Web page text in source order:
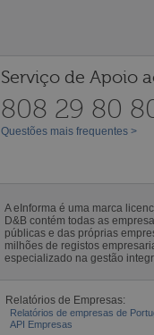
Serviço de Apoio
808 29 80
Questões mais frequentes >
A eInforma é uma marca
D&B contém todas as
públicas e das próprias
milhões de registos
especializado na gestão
Relatórios de Empresas:
Relatórios de empresas de
API Empresas